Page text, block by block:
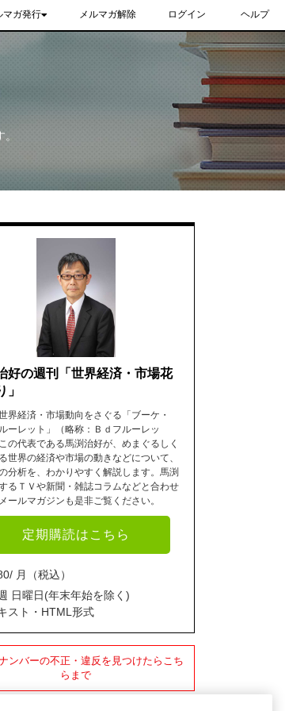
マガ発行 メルマガ解除 ログイン ヘルプ
好の週刊「世界経済・市場花
」
界経済・市場動向をさぐる「ブーケ・
ーレット」（略称：Ｂｄフルーレッ
の代表である馬渕治好が、めまぐるしく
世界の経済や市場の動きなどについて、
分析を、わかりやすく解説します。馬渕
るＴＶや新聞・雑誌コラムなどと合わせ
ールマガジンも是非ご覧ください。
定期購読はこちら
月（税込）
日曜日(年末年始を除く)
スト・HTML形式
ンバーの不正・違反を見つけたらこち
らまで